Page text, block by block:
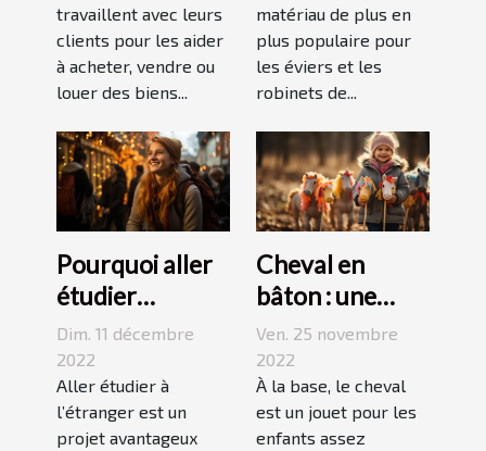
travaillent avec leurs
clients pour les aider
à acheter, vendre ou
louer des biens...
matériau de plus en
plus populaire pour
les éviers et les
robinets de...
Pourquoi aller
étudier
l’étranger ?
Dim. 11 décembre
2022
Aller étudier à
l’étranger est un
projet avantageux
Cheval en
bâton : une
bonne
découverte
pour enfant
Ven. 25 novembre
2022
À la base, le cheval
est un jouet pour les
enfants assez